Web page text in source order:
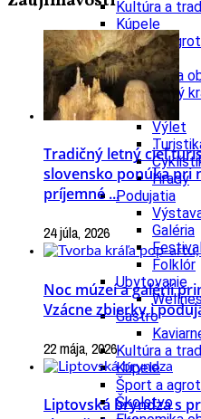
Kultúra a
Kúpele
Šport a
Školstvo
Ekonomika
Banskobystrický
Tipy
Výlet
Hrady
Podujatia
Galéria
Festival
Folklór
Ubytovanie
Gastro
Kultúra a
Kúpele
Šport a
Školstvo
Tradičný letný cieľ
slovensko ponúka pri
príjemné ...
24 júla, 2026
Noc múzeí a galérií
Vzácne zbierky i
22 mája, 2026
Liptovská bryndza s